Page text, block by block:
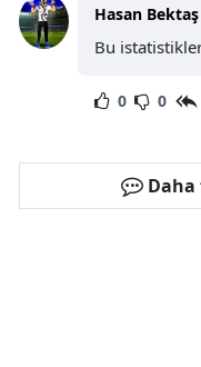
Hasan Bektaş
Bu
0 0